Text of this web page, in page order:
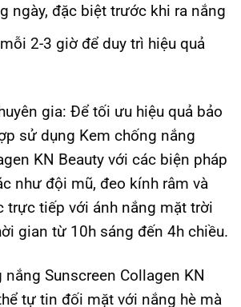
ngày, đặc biệt trước khi ra nắng
2-3 giờ để duy trì hiệu quả
gia: Để tối ưu hiệu quả bảo
sử dụng Kem chống nắng
KN Beauty với các biện pháp
như đội mũ, đeo kính râm và
trực tiếp với ánh nắng mặt trời
gian từ 10h sáng đến 4h chiều.
Sunscreen Collagen KN
tự tin đối mặt với nắng hè mà